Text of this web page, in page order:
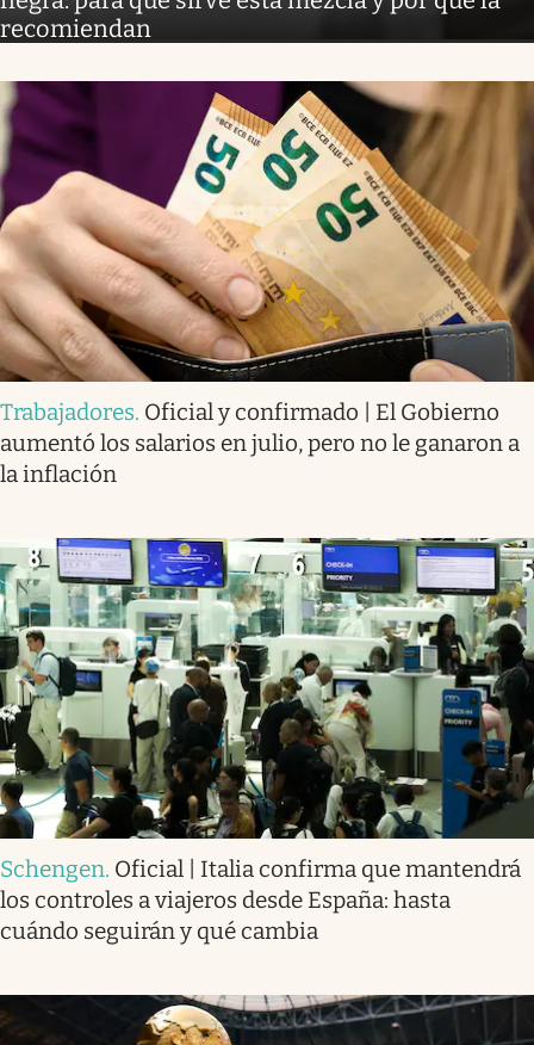
Trabajadores.Oficial y confirmado | El Gobierno
aumentó los salarios en julio, pero no le ganaron a
la inflación
Schengen.
Oficial | Italia confirma que mantendrá
los controles a viajeros desde España: hasta
cuándo seguirán y qué cambia